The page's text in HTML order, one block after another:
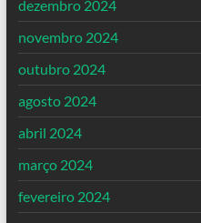
dezembro 2024
novembro 2024
outubro 2024
agosto 2024
abril 2024
março 2024
fevereiro 2024